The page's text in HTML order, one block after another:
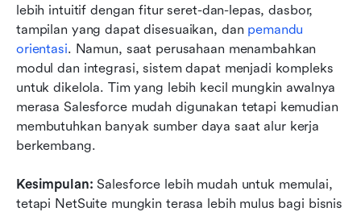
lebih intuitif dengan fitur seret-dan-lepas, dasbor,
tampilan yang dapat disesuaikan, dan pemandu
orientasi. Namun, saat perusahaan menambahkan
modul dan integrasi, sistem dapat menjadi kompleks
untuk dikelola. Tim yang lebih kecil mungkin awalnya
merasa Salesforce mudah digunakan tetapi kemudian
membutuhkan banyak sumber daya saat alur kerja
berkembang.
Kesimpulan: Salesforce lebih mudah untuk memulai,
tetapi NetSuite mungkin terasa lebih mulus bagi bisnis